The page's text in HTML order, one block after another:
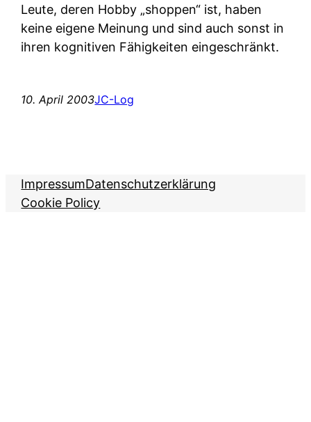
Leute, deren Hobby „shoppen“ ist, haben
keine eigene Meinung und sind auch sonst in
ihren kognitiven Fähigkeiten eingeschränkt.
10. April 2003JC-Log
ImpressumDatenschutzerklärung
Cookie Policy